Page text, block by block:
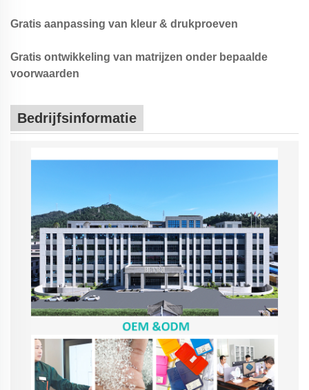
Gratis aanpassing van kleur & drukproeven
Gratis ontwikkeling van matrijzen onder bepaalde
voorwaarden
Bedrijfsinformatie